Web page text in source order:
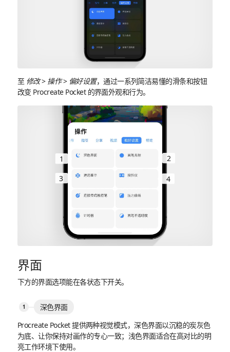
至 修改> 操作> 偏好设置，通过一系列简洁易懂的滑条和按钮
改变 Procreate Pocket 的界面外观和行为。
1 2
3 4
界面
下方的界面选项能在各状态下开关。
深色界面
Procreate Pocket 提供两种视觉模式，深色界面以沉稳的炭灰色
为底、让你保持对画作的专心一致；浅色界面适合在高对比的明
亮工作环境下使用。